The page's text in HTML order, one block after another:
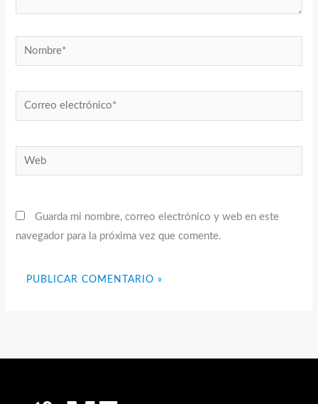
Nombre*
Correo
electrónico*
Web
Guarda mi nombre, correo electrónico y web en este
navegador para la próxima vez que comente.